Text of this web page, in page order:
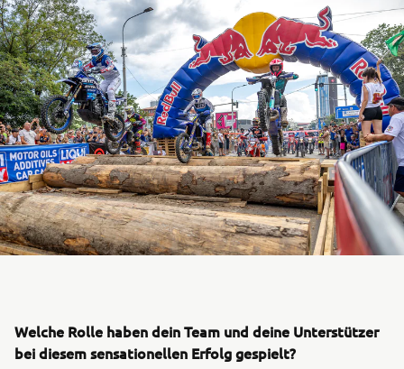
Welche Rolle haben dein Team und deine Unterstützer
bei diesem sensationellen Erfolg gespielt?